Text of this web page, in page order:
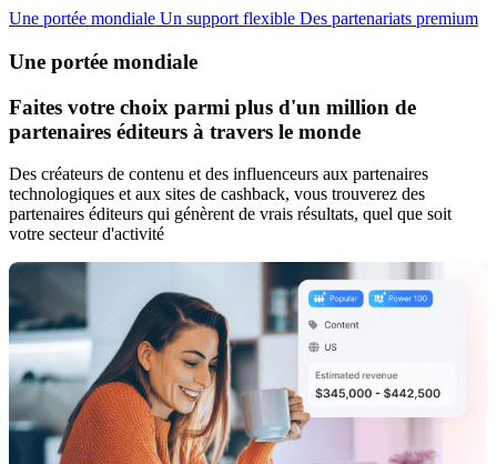
Une portée mondiale Un support flexible Des partenariats premium
Une portée mondiale
Faites votre choix parmi plus d'un million de
partenaires éditeurs à travers le monde
Des créateurs de contenu et des influenceurs aux partenaires
technologiques et aux sites de cashback, vous trouverez des
partenaires éditeurs qui génèrent de vrais résultats, quel que soit
votre secteur d'activité